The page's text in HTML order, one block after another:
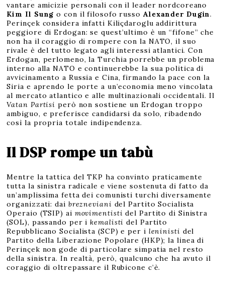
vantare amicizie personali con il leader nordcoreano
Kim Il Sung o con il filosofo russo Alexander Dugin.
Perinçek considera infatti Kiliçdaroglu addirittura
peggiore di Erdogan: se quest’ultimo è un “fifone” che
non ha il coraggio di rompere con la NATO, il suo
rivale è del tutto legato agli interessi atlantici. Con
Erdogan, perlomeno, la Turchia porrebbe un problema
interno alla NATO e continuerebbe la sua politica di
avvicinamento a Russia e Cina, firmando la pace con la
Siria e aprendo le porte a un’economia meno vincolata
al mercato atlantico e alle multinazionali occidentali. Il
Vatan Partisi però non sostiene un Erdogan troppo
ambiguo, e preferisce candidarsi da solo, ribadendo
così la propria totale indipendenza.
Il DSP rompe un tabù
Mentre la tattica del TKP ha convinto praticamente
tutta la sinistra radicale e viene sostenuta di fatto da
un’amplissima fetta dei comunisti turchi diversamente
organizzati: dai brezneviani del Partito Socialista
Operaio (TSIP) ai movimentisti del Partito di Sinistra
(SOL), passando per ikemalisti del Partito
Repubblicano Socialista (SCP) e per i leninisti del
Partito della Liberazione Popolare (HKP); la linea di
Perinçek non gode di particolare simpatia nel resto
della sinistra. In realtà, però, qualcuno che ha avuto il
coraggio di oltrepassare il Rubicone c’è.